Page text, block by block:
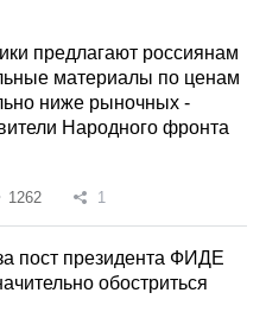
предлагают россиянам
материалы по ценам
ниже рыночных -
Народного фронта
1262 1
пост президента ФИДЕ
обостриться